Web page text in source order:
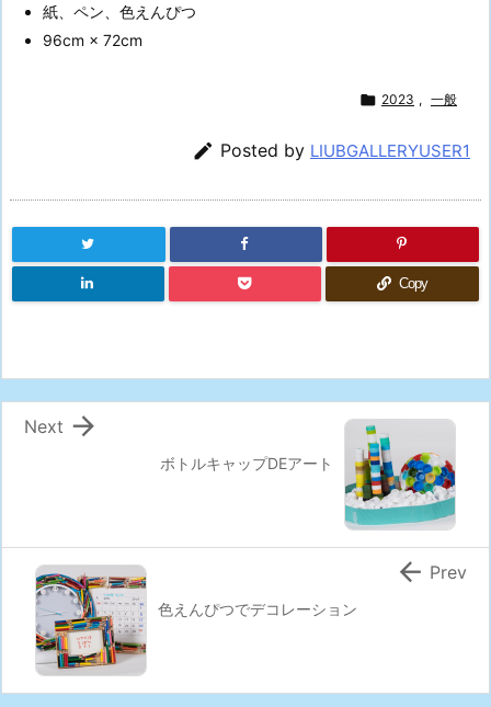
紙、ペン、色えんぴつ
96cm × 72cm
 2023 , 一般
 Posted by LIUBGALLERYUSER1
Copy
ボトルキャップDEアート

Next
色えんぴつでデコレーション
 Prev